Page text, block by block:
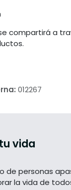
compartirá a
012267
vida
de personas
la vida de